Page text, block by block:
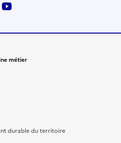
métier
durable du territoire